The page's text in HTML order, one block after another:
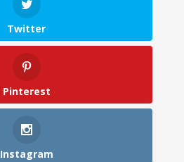
Twitter
Pinterest
Instagram